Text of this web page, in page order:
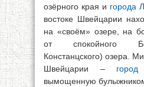
озёрного края и города
востоке Швейцарии
на «своём» озере, на
от спокойного
Констанцского) озера.
Швейцарии –
вымощенную булыжником